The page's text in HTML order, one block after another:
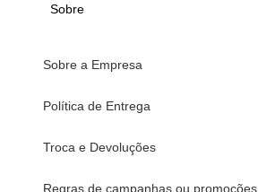
Sobre
Sobre a Empresa
Política de Entrega
Troca e Devoluções
Regras de campanhas ou promoções